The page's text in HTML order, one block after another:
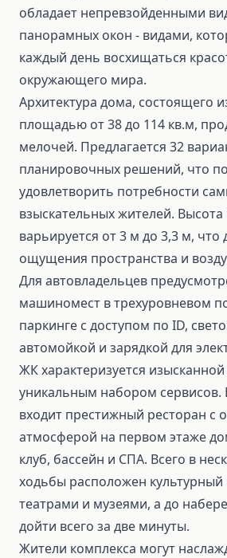
обладает непревзойденными
панорамных окон - видами,
каждый день восхищаться
окружающего мира.
Архитектура дома, состоящего
площадью от 38 до 114 кв.м,
мелочей. Предлагается 32
планировочных решений, что
удовлетворить потребности
взыскательных жителей. Высота
варьируется от 3 м до 3,3 м, что
ощущения пространства и
Для автовладельцев
машиномест в трехуровневом
паркинге с доступом по ID,
автомойкой и зарядкой для
ЖК характеризуется
уникальным набором сервисов.
входит престижный ресторан с
атмосферой на первом этаже
клуб, бассейн и СПА. Всего в
ходьбы расположен культурный
театрами и музеями, а до
дойти всего за две минуты.
Жители комплекса могут